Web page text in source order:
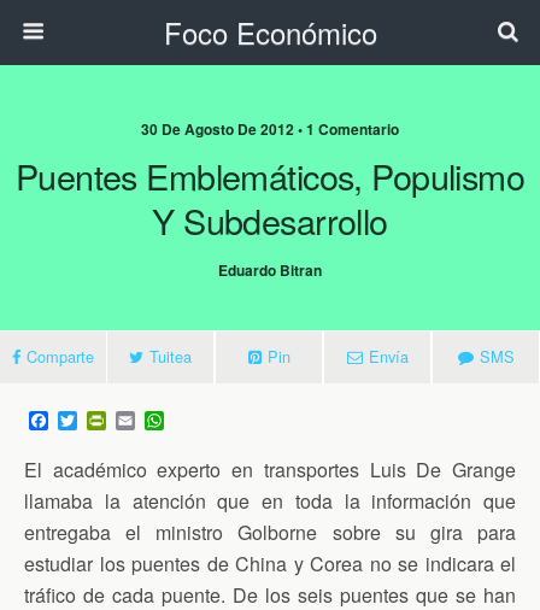
Foco Económico
30 De Agosto De 2012 • 1 Comentario
Puentes Emblemáticos, Populismo
Y Subdesarrollo
Eduardo Bitran
Comparte Tuitea Pin Envía SMS
F
a
e
b
o
o
k
T
w
t
t
e
r
P
n
t
F
r
i
e
n
E
m
i
l
t
s
A
p
p
El académico experto en transportes Luis De Grange
llamaba la atención que en toda la información que
entregaba el ministro Golborne sobre su gira para
estudiar los puentes de China y Corea no se indicara el
tráfico de cada puente. De los seis puentes que se han